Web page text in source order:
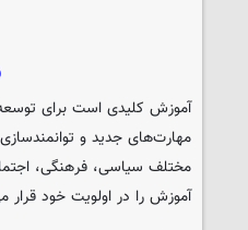
آموزش کلیدی است برای
مهارت‌های جدید و
مختلف سیاسی، فرهنگی،
آموزش را در اولویت خود قرار